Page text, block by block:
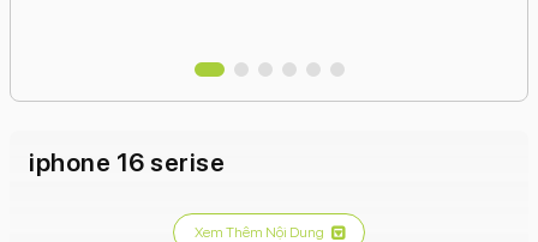
iphone 16 serise
Xem Thêm Nội Dung